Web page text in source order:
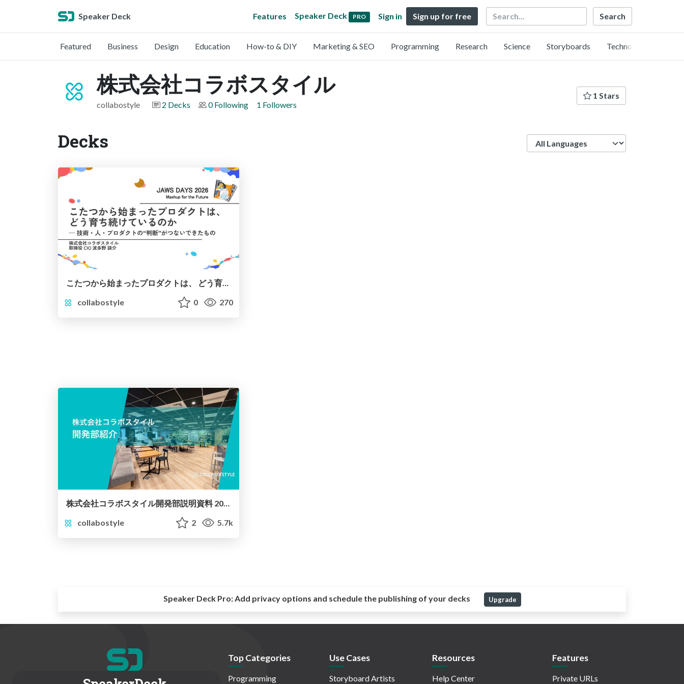
Speaker Deck Features Speaker Deck PRO Sign in Sign up for free Search
Featured Business Design Education How-to & DIY Marketing & SEO Programming Research Science Storyboards Technology
株式会社コラボスタイル
collabostyle 2 Decks 0 Following 1 Followers
1 Stars
Decks
こたつから始まったプロダクトは、 どう育ち続けているのか ─ 技術・人・プロダクトの“判断”がつないできたもの
collabostyle
0 270
株式会社コラボスタイル開発部説明資料 2026
collabostyle
2 5.7k
Speaker Deck Pro:Add privacy options and schedule the publishing of your decks Upgrade
Top Categories
Programming
Use Cases
Storyboard Artists
Resources
Help Center
Features
Private URLs